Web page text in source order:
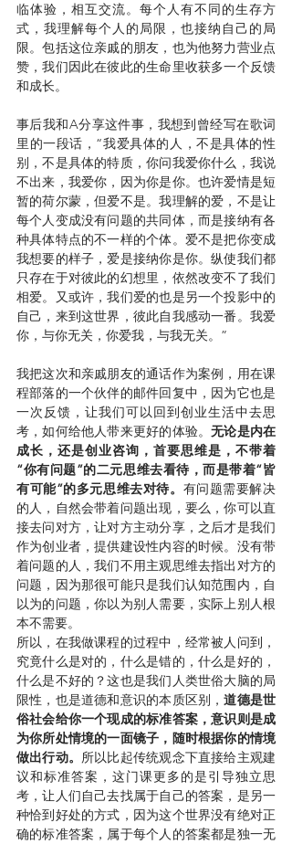
临体验，相互交流。每个人有不同的生存方
式，我理解每个人的局限，也接纳自己的局
限。包括这位亲戚的朋友，也为他努力营业点
赞，我们因此在彼此的生命里收获多一个反馈
和成长。
事后我和A分享这件事，我想到曾经写在歌词
里的一段话，“我爱具体的人，不是具体的性
别，不是具体的特质，你问我爱你什么，我说
不出来，我爱你，因为你是你。也许爱情是短
暂的荷尔蒙，但爱不是。我理解的爱，不是让
每个人变成没有问题的共同体，而是接纳有各
种具体特点的不一样的个体。爱不是把你变成
我想要的样子，爱是接纳你是你。纵使我们都
只存在于对彼此的幻想里，依然改变不了我们
相爱。又或许，我们爱的也是另一个投影中的
自己，来到这世界，彼此自我感动一番。我爱
你，与你无关，你爱我，与我无关。”
我把这次和亲戚朋友的通话作为案例，用在课
程部落的一个伙伴的邮件回复中，因为它也是
一次反馈，让我们可以回到创业生活中去思
考，如何给他人带来更好的体验。无论是内在
成长，还是创业咨询，首要思维是，不带着
“你有问题”的二元思维去看待，而是带着“皆
有可能”的多元思维去对待。 有问题需要解决
的人，自然会带着问题出现，要么，你可以直
接去问对方，让对方主动分享，之后才是我们
作为创业者，提供建设性内容的时候。没有带
着问题的人，我们不用主观思维去指出对方的
问题，因为那很可能只是我们认知范围内，自
以为的问题，你以为别人需要，实际上别人根
本不需要。
所以，在我做课程的过程中，经常被人问到，
究竟什么是对的，什么是错的，什么是好的，
什么是不好的？这也是我们人类世俗大脑的局
限性，也是道德和意识的本质区别，道德是世
俗社会给你一个现成的标准答案，意识则是成
为你所处情境的一面镜子，随时根据你的情境
做出行动。 所以比起传统观念下直接给主观建
议和标准答案，这门课更多的是引导独立思
考，让人们自己去找属于自己的答案，是另一
种恰到好处的方式，因为这个世界没有绝对正
确的标准答案，属于每个人的答案都是独一无